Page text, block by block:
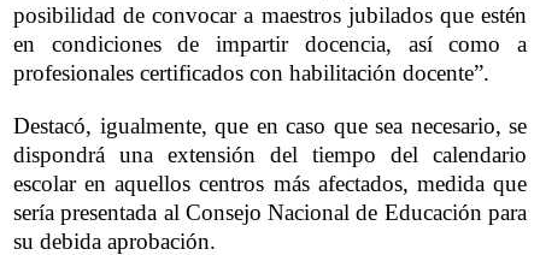
posibilidad de convocar a maestros jubilados que estén
en condiciones de impartir docencia, así como a
profesionales certificados con habilitación docente”.
Destacó, igualmente, que en caso que sea necesario, se
dispondrá una extensión del tiempo del calendario
escolar en aquellos centros más afectados, medida que
sería presentada al Consejo Nacional de Educación para
su debida aprobación.